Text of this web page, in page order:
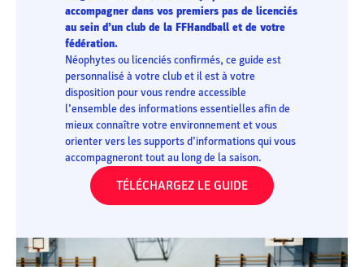
accompagner dans vos premiers pas de licenciés
au sein d’un club de la FFHandball et de votre
fédération.
Néophytes ou licenciés confirmés, ce guide est
personnalisé à votre club et il est à votre
disposition pour vous rendre accessible
l’ensemble des informations essentielles afin de
mieux connaître votre environnement et vous
orienter vers les supports d’informations qui vous
accompagneront tout au long de la saison.
TÉLÉCHARGEZ LE GUIDE